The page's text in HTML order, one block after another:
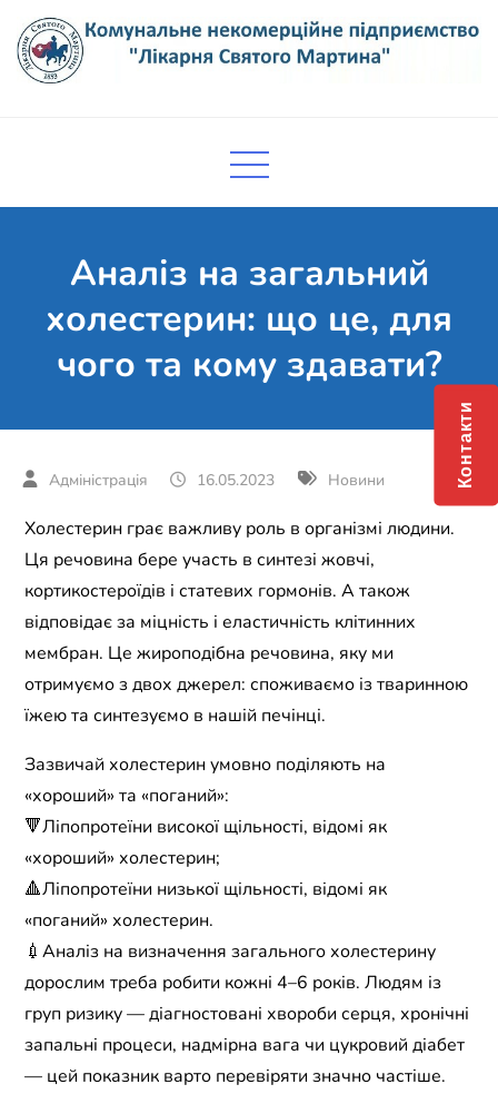
content
підприємство "Лікарня Святого
Аналіз на загальний
холестерин: що це, для
чого та кому здавати?
16.05.2023 Новини
Холестерин грає важливу роль в організмі людини.
Ця речовина бере участь в синтезі жовчі,
кортикостероїдів і статевих гормонів. А також
відповідає за міцність і еластичність клітинних
мембран. Це жироподібна речовина, яку ми
отримуємо з двох джерел: споживаємо із тваринною
їжею та синтезуємо в нашій печінці.
Зазвичай холестерин умовно поділяють на
«хороший» та «поганий»:
🔻Ліпопротеїни високої щільності, відомі як
«хороший» холестерин;
🔺Ліпопротеїни низької щільності, відомі як
«поганий» холестерин.
💉Аналіз на визначення загального холестерину
дорослим треба робити кожні 4–6 років. Людям із
груп ризику — діагностовані хвороби серця, хронічні
запальні процеси, надмірна вага чи цукровий діабет
— цей показник варто перевіряти значно частіше.
Контакти